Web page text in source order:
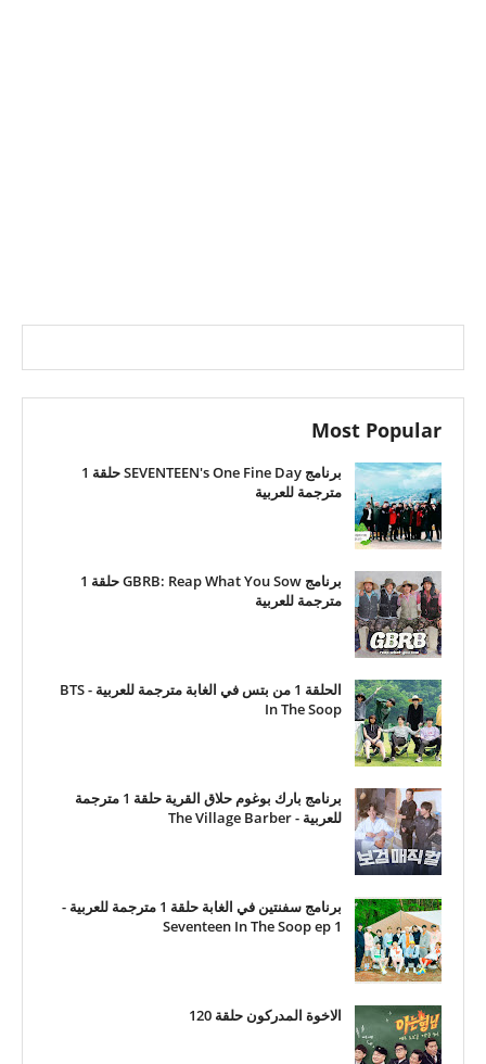
Most Popular
برنامج SEVENTEEN's One Fine Day حلقة 1
مترجمة للعربية
برنامج GBRB: Reap What You Sow حلقة 1
مترجمة للعربية
الحلقة 1 من بتس في الغابة مترجمة للعربية - BTS
In The Soop
برنامج بارك بوغوم حلاق القرية حلقة 1 مترجمة
للعربية - The Village Barber
برنامج سفنتين في الغابة حلقة 1 مترجمة للعربية -
Seventeen In The Soop ep 1
الاخوة المدركون حلقة 120